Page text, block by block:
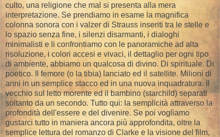
culto, una religione che mal si presenta alla mera
interpretazione. Se prendiamo in esame la magnifica
colonna sonora con i valzer di Strauss inseriti tra le stelle e
lo spazio senza fine, i silenzi disarmanti, i dialoghi
minimalisti e li confrontiamo con le panoramiche ad alta
risoluzione, i colori accesi e vivaci, il dettaglio per ogni tipo
di ambiente, abbiamo un qualcosa di divino. Di spirituale. Di
poetico. Il femore (o la tibia) lanciato ed il satellite. Milioni di
anni in un semplice stacco ed in una nuova inquadratura. Il
vecchio sul letto morente ed il bambino (starchild) separati
soltanto da un secondo. Tutto qui: la semplicità attraverso la
profondità dell'essere e del divenire. Se poi vogliamo
gustarci tutto in maniera ancora più approfondita, oltre la
semplice lettura del romanzo di Clarke e la visione del film,